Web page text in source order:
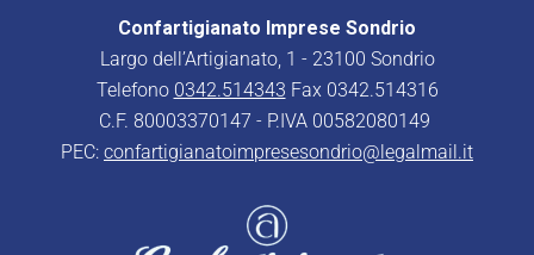
Confartigianato Imprese Sondrio
Largo dell’Artigianato, 1 - 23100 Sondrio
Telefono 0342.514343 Fax 0342.514316
C.F. 80003370147 - P.IVA 00582080149
PEC: confartigianatoimpresesondrio@legalmail.it